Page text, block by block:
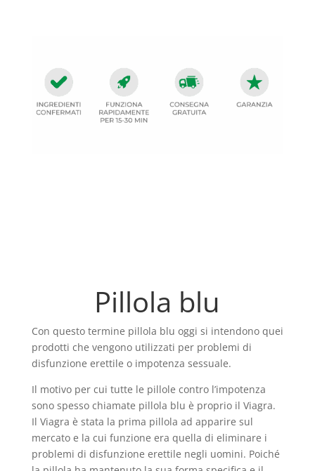
Pillola blu
Con questo termine pillola blu oggi si intendono quei
prodotti che vengono utilizzati per problemi di
disfunzione erettile o impotenza sessuale.
Il motivo per cui tutte le pillole contro l’impotenza
sono spesso chiamate pillola blu è proprio il Viagra.
Il Viagra è stata la prima pillola ad apparire sul
mercato e la cui funzione era quella di eliminare i
problemi di disfunzione erettile negli uomini. Poiché